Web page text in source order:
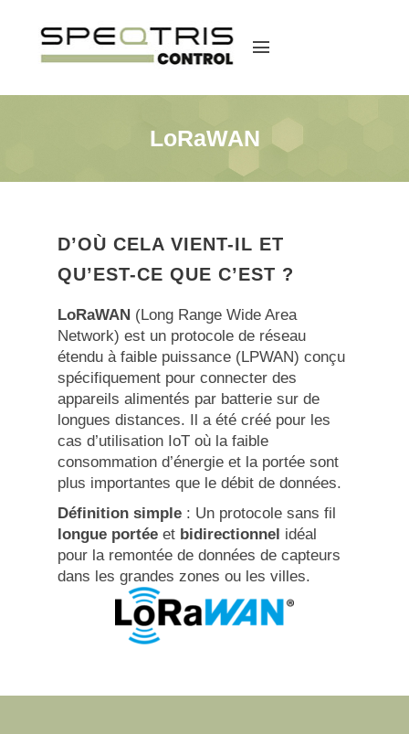
menu
LoRaWAN
D’OÙ CELA VIENT-IL ET
QU’EST-CE QUE C’EST ?
LoRaWAN (Long Range Wide Area
Network) est un protocole de réseau
étendu à faible puissance (LPWAN) conçu
spécifiquement pour connecter des
appareils alimentés par batterie sur de
longues distances. Il a été créé pour les
cas d’utilisation IoT où la faible
consommation d’énergie et la portée sont
plus importantes que le débit de données.
Définition simple : Un protocole sans fil
longue portée et bidirectionnel idéal
pour la remontée de données de capteurs
dans les grandes zones ou les villes.